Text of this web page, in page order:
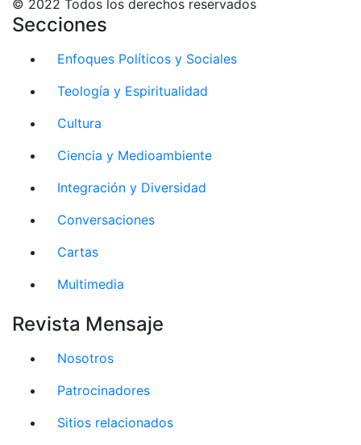
© 2022 Todos los derechos reservados
Secciones
Enfoques Políticos y Sociales
Teología y Espiritualidad
Cultura
Ciencia y Medioambiente
Integración y Diversidad
Conversaciones
Cartas
Multimedia
Revista Mensaje
Nosotros
Patrocinadores
Sitios relacionados